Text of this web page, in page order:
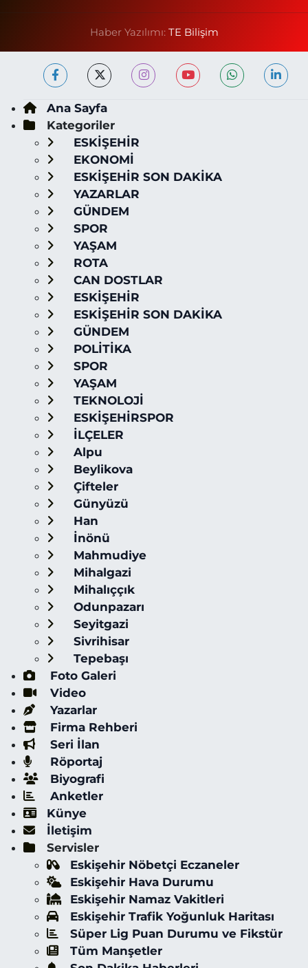
Haber Yazılımı: TE Bilişim
Ana Sayfa
Kategoriler
ESKİŞEHİR
EKONOMİ
ESKİŞEHİR SON DAKİKA
YAZARLAR
GÜNDEM
SPOR
YAŞAM
ROTA
CAN DOSTLAR
ESKİŞEHİR
ESKİŞEHİR SON DAKİKA
GÜNDEM
POLİTİKA
SPOR
YAŞAM
TEKNOLOJİ
ESKİŞEHİRSPOR
İLÇELER
Alpu
Beylikova
Çifteler
Günyüzü
Han
İnönü
Mahmudiye
Mihalgazi
Mihalıççık
Odunpazarı
Seyitgazi
Sivrihisar
Tepebaşı
Foto Galeri
Video
Yazarlar
Firma Rehberi
Seri İlan
Röportaj
Biyografi
Anketler
Künye
İletişim
Servisler
Eskişehir Nöbetçi Eczaneler
Eskişehir Hava Durumu
Eskişehir Namaz Vakitleri
Eskişehir Trafik Yoğunluk Haritası
Süper Lig Puan Durumu ve Fikstür
Tüm Manşetler